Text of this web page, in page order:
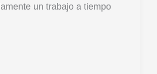
un trabajo a tiempo